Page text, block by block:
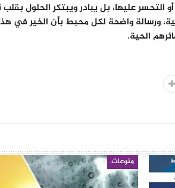
عليها، بل يبادر ويبتكر الحلول
ورسالة واضحة لكل محبط بأن الخير في
الحية.
منوعات